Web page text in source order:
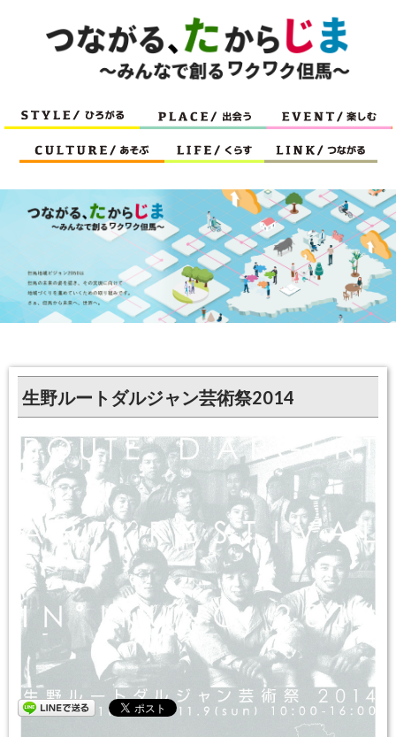
生野ルートダルジャン芸術祭2014
開催日：
2014年11月01日〜2014年11月09日
終了しました